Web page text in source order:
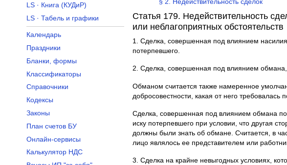
§ 2. Недействительность сделок
Статья 179. Недействительность
или неблагоприятных обстоятельств
1. Сделка, совершенная под влиянием
потерпевшего.
2. Сделка, совершенная под влиянием
Обманом считается также намеренное
добросовестности, какая от него требовалась
Сделка, совершенная под влиянием обмана
иску потерпевшего при условии, что другая
должны были знать об обмане. Считается, в
лицо являлось ее представителем или
3. Сделка на крайне невыгодных условиях,
LS · Книга (КУДиР)
LS · Табель и графики
Календарь
Праздники
Бланки, формы
Классификаторы
Справочники
Кодексы
Законы
План счетов БУ
Онлайн-сервисы
Калькулятор НДС